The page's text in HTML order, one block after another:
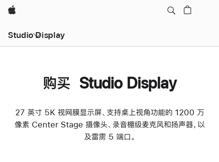
Apple
Studio Display
购买 Studio Display
27 英寸 5K 视网膜显示屏、支持桌上视角功能的 1200 万
像素 Center Stage 摄像头、录音棚级麦克风和扬声器，以
及雷雳 5 端口。